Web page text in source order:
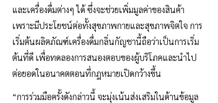
และเครื่องดื่มต่างๆ ได้ ซึ่งจะช่วยเพิ่มมูลค่าของสินค้า
เพราะมีประโยชน์ต่อทั้งสุขภาพกายและสุขภาพจิตใจ การ
เริ่มต้นผลิตภัณฑ์เครื่องดื่มกลิ่นกัญชานี้ถือว่าเป็นการเริ่ม
ต้นที่ดี เพื่อทดลองการสนองตอบของผู้บริโภคและนำไป
ต่อยอดในอนาคตตอนที่กฎหมายเปิดกว้างขึ้น
“การร่วมมือครั้งดังกล่าวนี้ จะมุ่งเน้นส่งเสริมในด้านข้อมูล